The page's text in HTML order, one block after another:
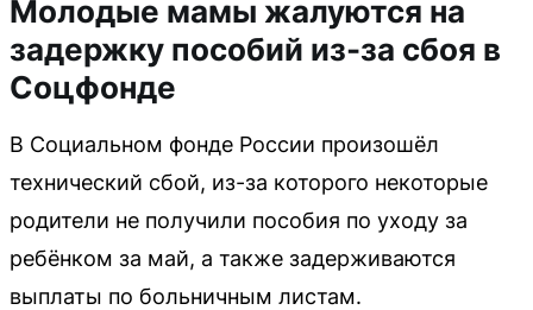
Молодые мамы жалуются на
задержку пособий из-за сбоя в
Соцфонде
В Социальном фонде России произошёл
технический сбой, из-за которого некоторые
родители не получили пособия по уходу за
ребёнком за май, а также задерживаются
выплаты по больничным листам.